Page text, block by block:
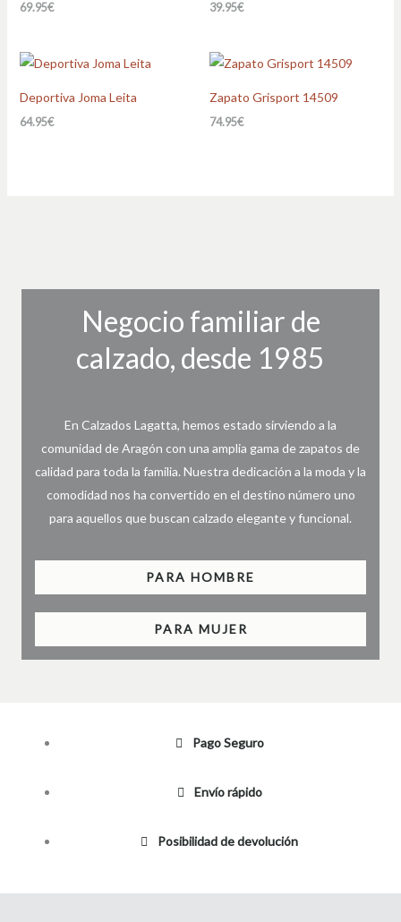
69.95€ 39.95€
Deportiva Joma Leita
64.95€
Zapato Grisport 14509
74.95€
Negocio familiar de
calzado, desde 1985
En Calzados Lagatta, hemos estado sirviendo a la
comunidad de Aragón con una amplia gama de zapatos de
calidad para toda la familia. Nuestra dedicación a la moda y la
comodidad nos ha convertido en el destino número uno
para aquellos que buscan calzado elegante y funcional.
PARA HOMBRE
PARA MUJER
Pago Seguro
Envío rápido
Posibilidad de devolución